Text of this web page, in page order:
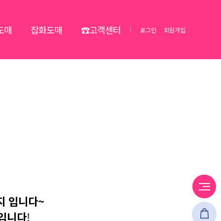
매 잡화도매 ☎고객센터 로그인 회원가입
입니다~
니다!